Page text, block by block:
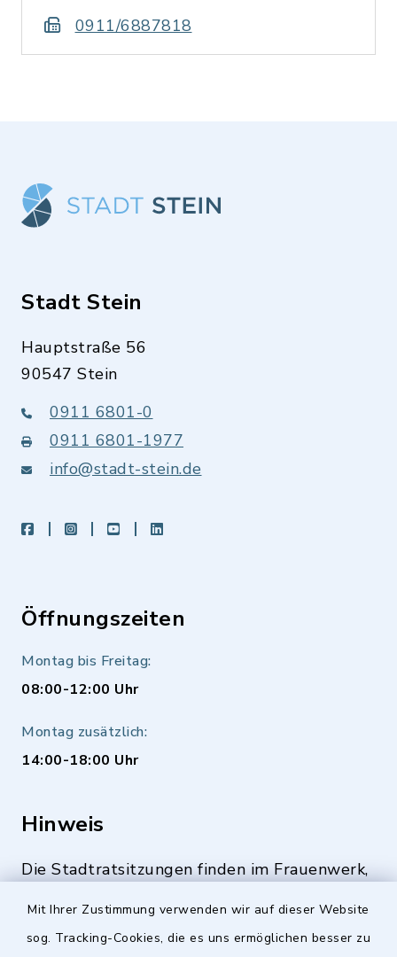
Mit Ihrer Zustimmung verwenden wir auf dieser Website
sog. Tracking-Cookies, die es uns ermöglichen besser zu
0911/6887818
Stadt Stein
Hauptstraße 56
90547 Stein
0911 6801-0
0911 6801-1977
info@stadt-stein.de
facebookinstagramyoutubeLinkedIn
Öffnungszeiten
Montag bis Freitag:
08:00-12:00 Uhr
Montag zusätzlich:
14:00-18:00 Uhr
Hinweis
Die Stadtratsitzungen finden im Frauenwerk,